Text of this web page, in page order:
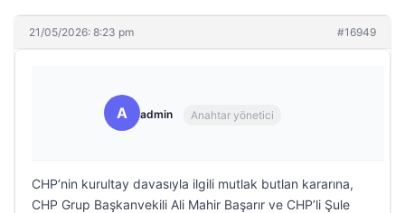
21/05/2026: 8:23 pm #16949
A admin Anahtar yönetici
CHP’nin kurultay davasıyla ilgili mutlak butlan kararına,
CHP Grup Başkanvekili Ali Mahir Başarır ve CHP’li Şule